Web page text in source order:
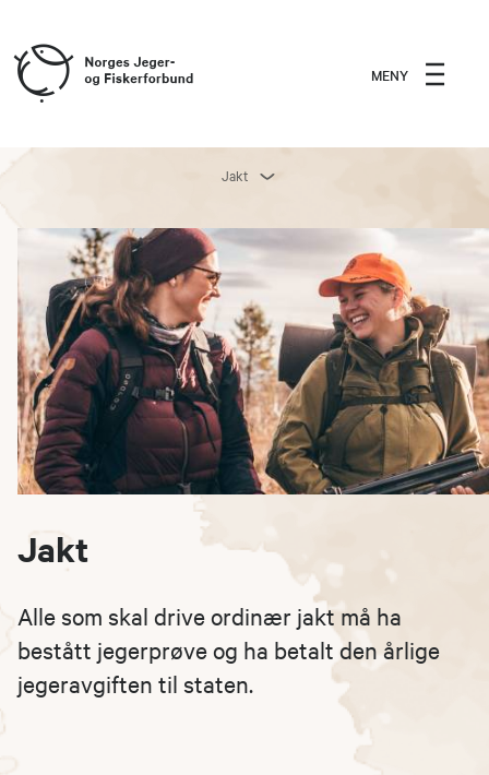
MENY
Jakt
Jakt
Alle som skal drive ordinær jakt må ha
bestått jegerprøve og ha betalt den årlige
jegeravgiften til staten.